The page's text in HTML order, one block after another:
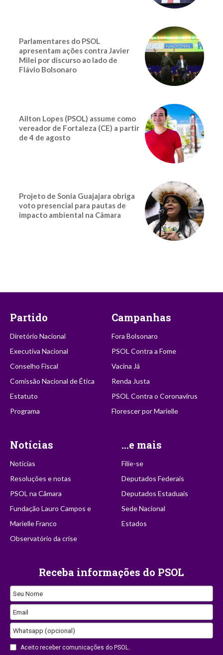
Parlamentares do PSOL
apresentam ações contra Javier
Milei por discurso ao lado de
Flávio Bolsonaro
Ailton Lopes (PSOL) assume como
vereador de Fortaleza (CE) a partir
de 4 de agosto
Projeto de Sonia Guajajara obriga
voto presencial para pautas de
impacto ambiental na Câmara
Partido
Diretório Nacional
Executiva Nacional
Conselho Fiscal
Comissão Nacional de Ética
Estatuto
Programa
Campanhas
Fora Bolsonaro
PSOL Contra a Fome
Vacina Já
Renda Justa
PSOL Contra o Coronavírus
Florescer por Marielle
Notícias
Notícias
Resoluções e notas
PSOL na Câmara
Fundação Lauro Campos e
Marielle Franco
Observatório da crise
...e mais
Filie-se
Deputados Federais
Deputados Estaduais
Sede Nacional
Estados
Receba informações do PSOL
Phone
Number
Seu Nome
Email
Whatsapp (opcional)
Aceito receber comunicações do PSOL.